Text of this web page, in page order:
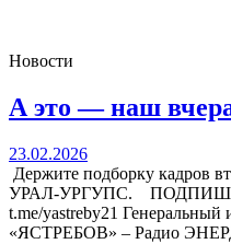
Новости
А это — наш
23.02.2026
Держите подборку кадров
УРАЛ-УРГУПС.
t.me/yastreby21
«ЯСТРЕБОВ» – Радио